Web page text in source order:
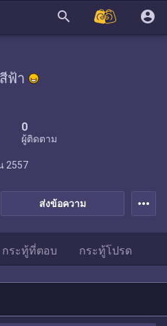
search account_circle
ฟ้า
0
ผู้ติดตาม
ส่งข้อความ
2557
more_horiz
กระทู้ที่ตอบ กระทู้โปรด